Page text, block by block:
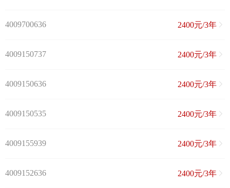
4009700636 2400元/3年
4009150737 2400元/3年
4009150636 2400元/3年
4009150535 2400元/3年
4009155939 2400元/3年
4009152636 2400元/3年